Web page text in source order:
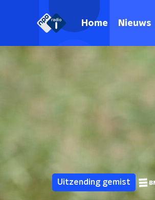
Home Nieuws
Uitzending gemist